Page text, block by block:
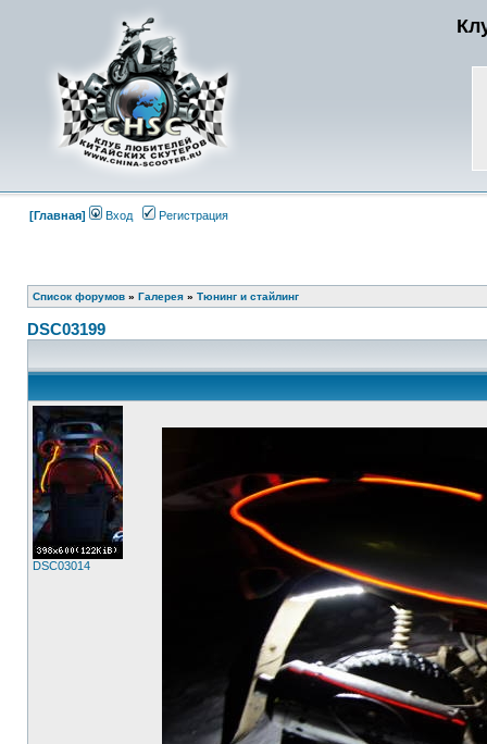
[Главная] Вход Регистрация
Список форумов » Галерея » Тюнинг и стайлинг
DSC03199
DSC03014